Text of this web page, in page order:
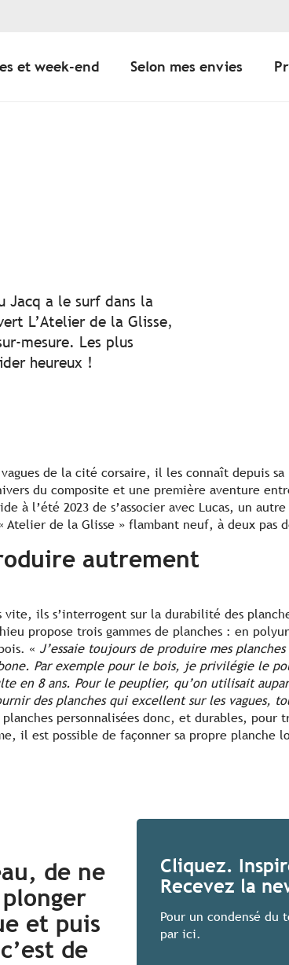
et week-end Selon mes envies
aux
Jacq a le surf dans la
L’Atelier de la Glisse,
mesure. Les plus
heureux !
vagues de la cité corsaire, il les connaît depuis
du composite et une première aventure
à l’été 2023 de s’associer avec Lucas, un
Atelier de la Glisse » flambant neuf, à deux pas
autrement
vite, ils s’interrogent sur la durabilité des
propose trois gammes de planches : en
« J’essaie toujours de produire mes
Par exemple pour le bois, je privilégie le
en 8 ans. Pour le peuplier, qu’on utilisait
des planches qui excellent sur les vagues,
planches personnalisées donc, et durables,
il est possible de façonner sa propre planche
de ne
et puis
de
Cliquez.
Recevez la
Pour un condensé du
par ici.